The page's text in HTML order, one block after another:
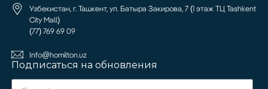
Узбекистан, г. Ташкент, ул. Батыра Закирова, 7 (1 этаж ТЦ Tashkent
City Mall)
(77) 769 69 09
Info@homilton.uz
Подписаться на обновления